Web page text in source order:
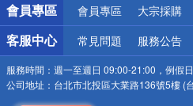
會員專區 會員專區 大宗採購
客服中心 常見問題 服務公告
服務時間： 週一至週日 09:00-21:00，例假
公司地址： 台北市北投區大業路136號5樓 (